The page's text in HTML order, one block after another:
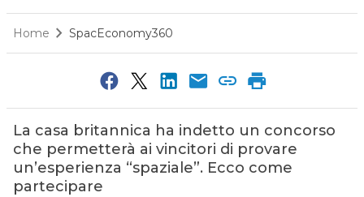
Home SpacEconomy360
La casa britannica ha indetto un concorso
che permetterà ai vincitori di provare
un’esperienza “spaziale”. Ecco come
partecipare